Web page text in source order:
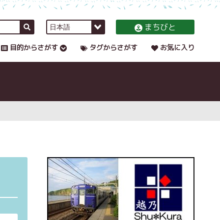
まちびと
目的からさがす タグからさがす お気に入り